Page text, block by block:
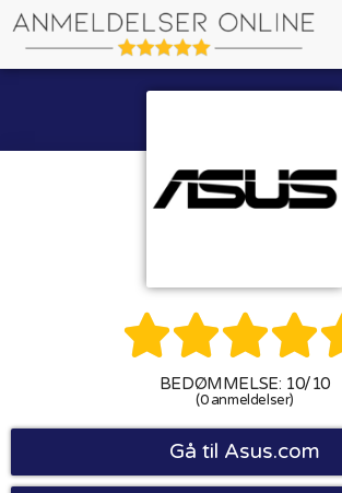

BEDØMMELSE: 10/10
(0 anmeldelser)
Gå til Asus.com